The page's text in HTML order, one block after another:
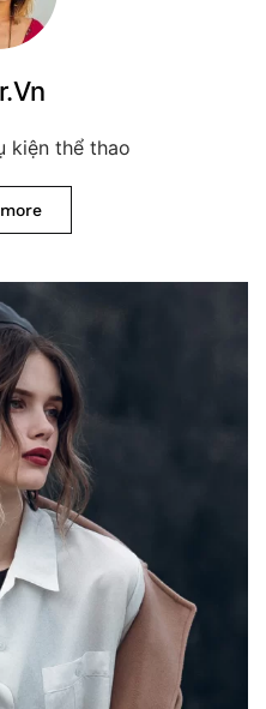
kiện thể thao